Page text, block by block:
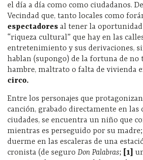
el día a día como como ciudadanos.
Vecindad que, tanto locales como
espectadores al tener la oportunidad
“riqueza cultural” que hay en las
entretenimiento y sus derivaciones,
hablan (supongo) de la fortuna de no
hambre, maltrato o falta de vivienda
circo.
Entre los personajes que
canción, grabado directamente en las
ciudades, se encuentra un niño que
mientras es perseguido por su
duerme en las escaleras de una
cronista (de seguro Don Palabras; [1]